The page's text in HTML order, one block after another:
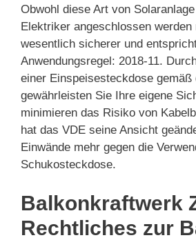
Obwohl diese Art von
Elektriker angeschlossen
wesentlich sicherer und
Anwendungsregel: 2018-11.
einer Einspeisesteckdose gemäß
gewährleisten Sie Ihre eigene
minimieren das Risiko von
hat das VDE seine Ansicht
Einwände mehr gegen die
Schukosteckdose.
Balkonkraftwerk
Rechtliches zur